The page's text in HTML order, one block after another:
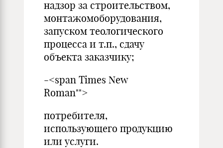
надзор за строительством,
монтажомоборудования,
запуском теологического
процесса и т.п., сдачу
объекта заказчику;
-<span Times New
Roman"">
потребителя,
использующего продукцию
или услуги.